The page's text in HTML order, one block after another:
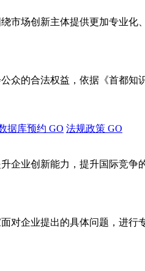
市场创新主体提供更加专业
众的合法权益，依据《首都
据库预约 GO 法规政策 GO
业创新能力，提升国际竞争
对企业提出的具体问题，进行